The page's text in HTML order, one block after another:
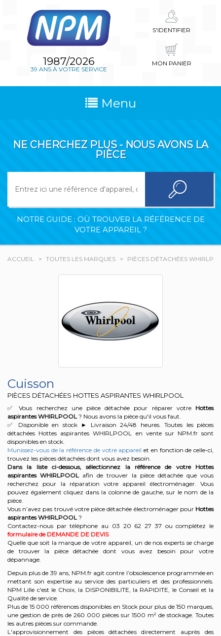
1987/2026
39 ANS À VOTRE SERVICE
S'IDENTIFIER
MON PANIER
Menu
NE CHERCHEZ PLUS - NOUS AVONS LA
PIÈCE
NOTRE GUIDE : OÙ TROUVER LA RÉFÉRENCE DE
VOTRE APPAREIL ?
ACCUEIL TOUTES LES MARQUES PIÈCES DÉTACHÉES
Cuisson
PIÈCES DÉTACHÉES HOTTES ASPIRANTES WHIRLPOOL
✅ Vous recherchez une pièce détachée pour réparer votre Hottes
aspirantes WHIRLPOOL? Nous avons la pièce qu'il vous faut.
✅ Disponible en stock ► Livraison 24/48 heures. Toutes les pièces
détachées Hottes aspirantes WHIRLPOOL en vente sur NPM.fr sont
disponibles en stock.
Munissez-vous de la référence de votre appareil et en fonction de celle-ci,
trouvez les pièces détachées dont vous avez besoin.
Dans la liste ci-dessous, sélectionnez la référence de votre Hottes
aspirantesWHIRLPOOLafin de trouver la pièce détachée que vous
recherchez pour la réparation votre appareil électroménager. Vous
pouvez également cliquez dans la colonne de gauche, sur le nom de la
pièce.
Vous n’avez pas trouvé votre pièce détachée électroménager pour Hottes
aspirantes WHIRLPOOL?
Contactez-nous par téléphone au 03 20 62 27 37 ou complétez le
formulaire de DEMANDE DE DEVIS
Quelle que soit la marque de votre appareil, un de nos experts se charge
de trouver la pièce détachée dont vous avez besoin pour votre
dépannage.
Depuis plus de 39 ans, NPM.fr agit contre l’obsolescence programmée en
mettant son expertise au service des particuliers et des professionnels.
NPM Lille c'est le Choix, la DISPONIBILITE, la RAPIDITE, le Conseil et la
Qualité de service.
Plus de 15 000 références disponibles en Stock pour plus de 150 marques,
une gestion de près de 260 000 pièces sur 1500 m² de stockage. Toutes
les autres pièces sur commande.
L'approvisionnement des pièces détachées directement auprès des